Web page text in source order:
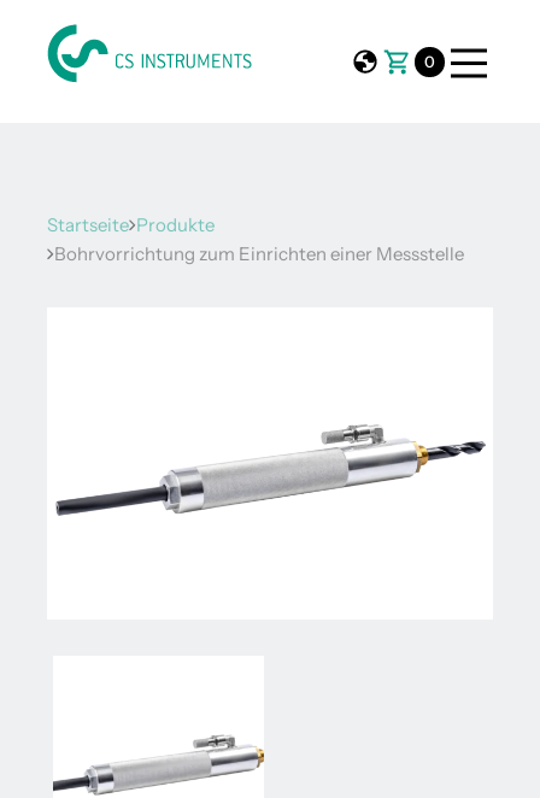
0
Startseite Produkte
Bohrvorrichtung zum Einrichten einer Messstelle